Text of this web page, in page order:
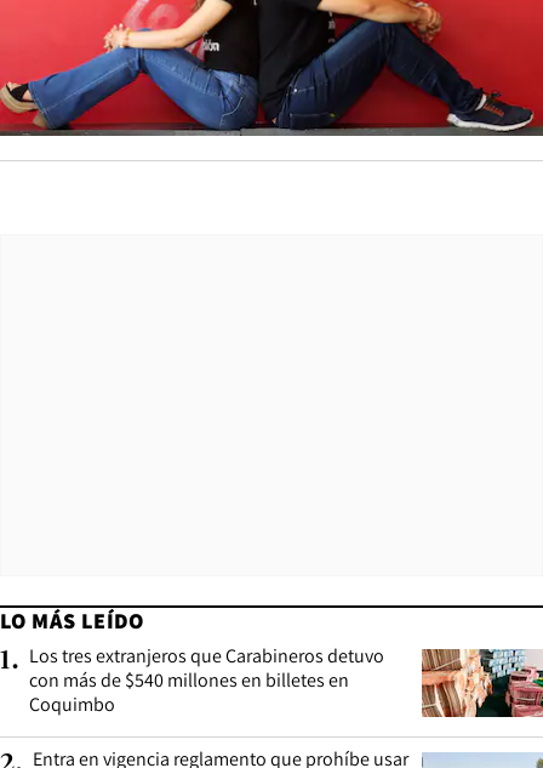
LO MÁS LEÍDO
1. Los tres extranjeros que Carabineros detuvo
con más de $540 millones en billetes en
Coquimbo
Entra en vigencia reglamento que prohíbe usar